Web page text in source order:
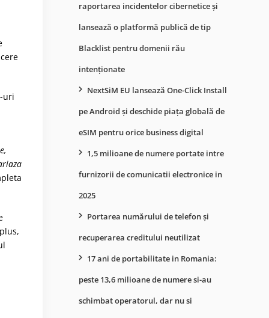
uri
raportarea incidentelor cibernetice și
lansează o platformă publică de tip
Blacklist pentru domenii rău
intenționate
NextSiM EU lansează One-Click Install
pe Android și deschide piața globală de
eSIM pentru orice business digital
1,5 milioane de numere portate intre
furnizorii de comunicatii electronice in
2025
Portarea numărului de telefon și
recuperarea creditului neutilizat
17 ani de portabilitate in Romania:
peste 13,6 milioane de numere si-au
schimbat operatorul, dar nu si